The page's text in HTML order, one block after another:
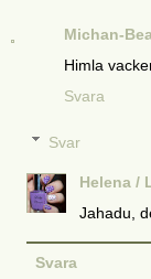
Michan-
Himla
Svara
Svar
Helena /
Jahadu,
Svara